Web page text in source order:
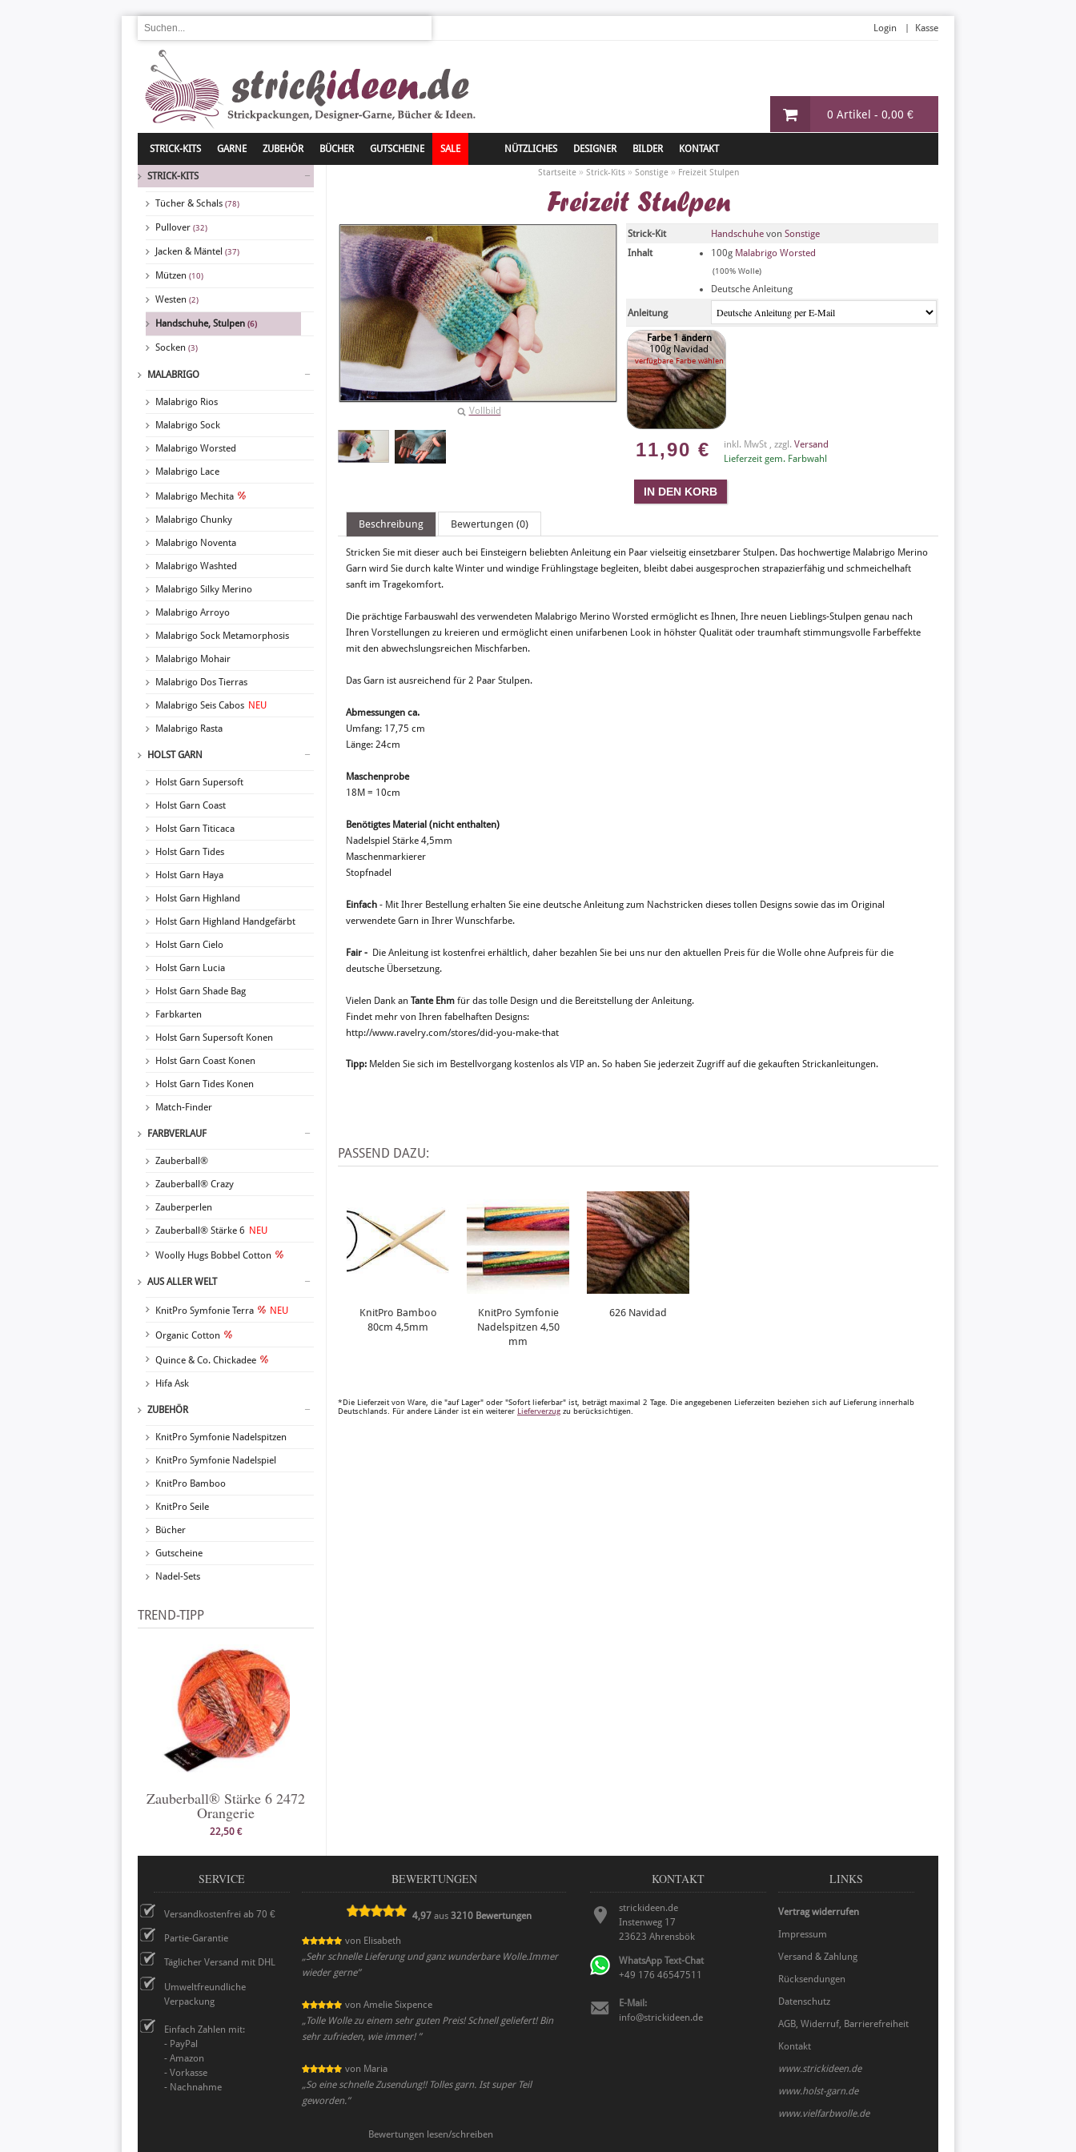
0 Artikel - 0,00 €
Login Kasse
STRICK-KITS GARNE ZUBEHÖR BÜCHER GUTSCHEINE SALE NÜTZLICHES DESIGNER BILDER KONTAKT
STRICK-KITS
Tücher & Schals (78)
Pullover (32)
Jacken & Mäntel (37)
Mützen (10)
Westen (2)
Handschuhe, Stulpen (6)
Socken (3)
MALABRIGO
Malabrigo Rios
Malabrigo Sock
Malabrigo Worsted
Malabrigo Lace
Malabrigo Mechita
Malabrigo Chunky
Malabrigo Noventa
Malabrigo Washted
Malabrigo Silky Merino
Malabrigo Arroyo
Malabrigo Sock Metamorphosis
Malabrigo Mohair
Malabrigo Dos Tierras
Malabrigo Seis Cabos NEU
Malabrigo Rasta
HOLST GARN
Holst Garn Supersoft
Holst Garn Coast
Holst Garn Titicaca
Holst Garn Tides
Holst Garn Haya
Holst Garn Highland
Holst Garn Highland Handgefärbt
Holst Garn Cielo
Holst Garn Lucia
Holst Garn Shade Bag
Farbkarten
Holst Garn Supersoft Konen
Holst Garn Coast Konen
Holst Garn Tides Konen
Match-Finder
FARBVERLAUF
Zauberball®
Zauberball® Crazy
Zauberperlen
Zauberball® Stärke 6 NEU
Woolly Hugs Bobbel Cotton
AUS ALLER WELT
KnitPro Symfonie Terra NEU
Organic Cotton
Quince & Co. Chickadee
Hifa Ask
ZUBEHÖR
KnitPro Symfonie Nadelspitzen
KnitPro Symfonie Nadelspiel
KnitPro Bamboo
KnitPro Seile
Bücher
Gutscheine
Nadel-Sets
TREND-TIPP
Zauberball® Stärke 6 2472
Orangerie
22,50 €
Startseite» Strick-Kits» Sonstige» Freizeit Stulpen
Freizeit Stulpen
Vollbild
Strick-Kit Handschuhe von Sonstige
Inhalt
100g Malabrigo Worsted
(100% Wolle)
Deutsche Anleitung
Anleitung
Farbe 1 ändern
100g Navidad
verfügbare Farbe wählen
11,90 € inkl. MwSt , zzgl. Versand
Lieferzeit gem. Farbwahl
Beschreibung Bewertungen (0)
Stricken Sie mit dieser auch bei Einsteigern beliebten Anleitung ein Paar vielseitig einsetzbarer Stulpen. Das hochwertige Malabrigo Merino
Garn wird Sie durch kalte Winter und windige Frühlingstage begleiten, bleibt dabei ausgesprochen strapazierfähig und schmeichelhaft
sanft im Tragekomfort.
Die prächtige Farbauswahl des verwendeten Malabrigo Merino Worsted ermöglicht es Ihnen, Ihre neuen Lieblings-Stulpen genau nach
Ihren Vorstellungen zu kreieren und ermöglicht einen unifarbenen Look in höhster Qualität oder traumhaft stimmungsvolle Farbeffekte
mit den abwechslungsreichen Mischfarben.
Das Garn ist ausreichend für 2 Paar Stulpen.
Abmessungen ca.
Umfang: 17,75 cm
Länge: 24cm
Maschenprobe
18M = 10cm
Benötigtes Material (nicht enthalten)
Nadelspiel Stärke 4,5mm
Maschenmarkierer
Stopfnadel
Einfach - Mit Ihrer Bestellung erhalten Sie eine deutsche Anleitung zum Nachstricken dieses tollen Designs sowie das im Original
verwendete Garn in Ihrer Wunschfarbe.
Fair - Die Anleitung ist kostenfrei erhältlich, daher bezahlen Sie bei uns nur den aktuellen Preis für die Wolle ohne Aufpreis für die
deutsche Übersetzung.
Vielen Dank an Tante Ehm für das tolle Design und die Bereitstellung der Anleitung.
Findet mehr von Ihren fabelhaften Designs:
http://www.ravelry.com/stores/did-you-make-that
Tipp: Melden Sie sich im Bestellvorgang kostenlos als VIP an. So haben Sie jederzeit Zugriff auf die gekauften Strickanleitungen.
PASSEND DAZU:
KnitPro Bamboo
80cm 4,5mm
KnitPro Symfonie
Nadelspitzen 4,50
mm
626 Navidad
*Die Lieferzeit von Ware, die "auf Lager" oder "Sofort lieferbar" ist, beträgt maximal 2 Tage. Die angegebenen Lieferzeiten beziehen sich auf Lieferung innerhalb
Deutschlands. Für andere Länder ist ein weiterer Lieferverzug zu berücksichtigen.
SERVICE
Versandkostenfrei ab 70 €
Partie-Garantie
Täglicher Versand mit DHL
Umweltfreundliche
Verpackung
Einfach Zahlen mit:
- PayPal
- Amazon
- Vorkasse
- Nachnahme
BEWERTUNGEN
4,97 aus3210 Bewertungen
von Elisabeth
„Sehr schnelle Lieferung und ganz wunderbare Wolle.Immer
wieder gerne”
von Amelie Sixpence
„Tolle Wolle zu einem sehr guten Preis! Schnell geliefert! Bin
sehr zufrieden, wie immer! ”
von Maria
„So eine schnelle Zusendung!! Tolles garn. Ist super Teil
geworden.”
Bewertungen lesen/schreiben
KONTAKT
strickideen.de
Instenweg 17
23623 Ahrensbök
WhatsApp Text-Chat
+49 176 46547511
E-Mail:
info@strickideen.de
LINKS
Vertrag widerrufen
Impressum
Versand & Zahlung
Rücksendungen
Datenschutz
AGB, Widerruf, Barrierefreiheit
Kontakt
www.strickideen.de
www.holst-garn.de
www.vielfarbwolle.de